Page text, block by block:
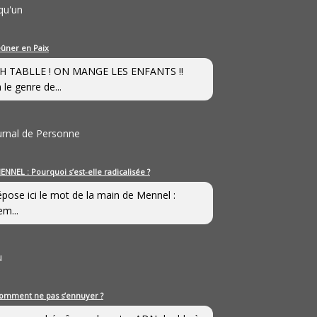
en Paix
TABLLE ! ON MANGE LES ENFANTS !!
le genre de...
de Personne
: Pourquoi s’est-elle radicalisée ?
ici le mot de la main de Mennel :
ne pas s’ennuyer ?